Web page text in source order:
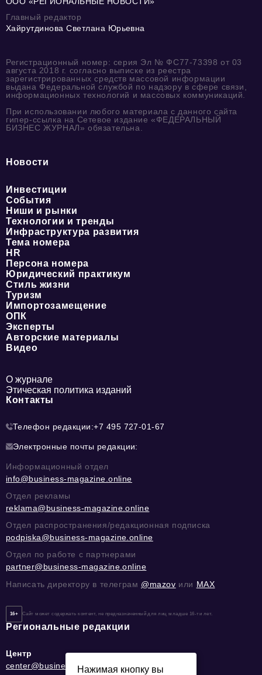
Главный редактор
Хайрутдинова Светлана Юрьевна
Регистрационный номер: серия Эл № ФС77-73398 от 03
августа 2018 г. согласно выписке из реестра
зарегистрированных средств массовой информации
выдана Федеральной службой по надзору в сфере связи,
информационных технологий и массовых коммуникаций.
При использовании любого материала с данного сайта
гипер-ссылка на Сетевое издание «ФЕДЕРАЛЬНЫЙ
БИЗНЕС ЖУРНАЛ» обязательна.
Новости
Инвестиции
События
Ниши и рынки
Технологии и тренды
Инфраструктура развития
Тема номера
HR
Персона номера
Юридический практикум
Стиль жизни
Туризм
Импортозамещение
ОПК
Эксперты
Авторские материалы
Видео
О журнале
Этическая политика изданий
Контакты
Телефон редакции:+7 495 727-01-67
Электронные почты редакции:
Информационный отдел
info@business-magazine.online
Отдел рекламы
reklama@business-magazine.online
Отдел распространения/редакционная подписка
podpiska@business-magazine.online
Отдел по работе с партнерами
partner@business-magazine.online
Написать директору в телеграм @mazov или MAX
16+ Сайт может содержать контент, не предназначенный для лиц младше 16-ти лет.
Региональные редакции
Центр
center@business-magazine.online
Нажимая кнопку вы